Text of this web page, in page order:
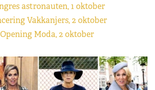
astronauten, 1 oktober
Vakkanjers, 2 oktober
Opening Moda, 2 oktober